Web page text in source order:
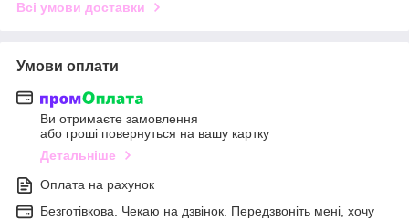
Всі умови доставки
Умови оплати
Ви отримаєте замовлення
або гроші повернуться на вашу картку
Детальніше
Оплата на рахунок
Безготівкова. Чекаю на дзвінок. Передзвоніть мені, хочу